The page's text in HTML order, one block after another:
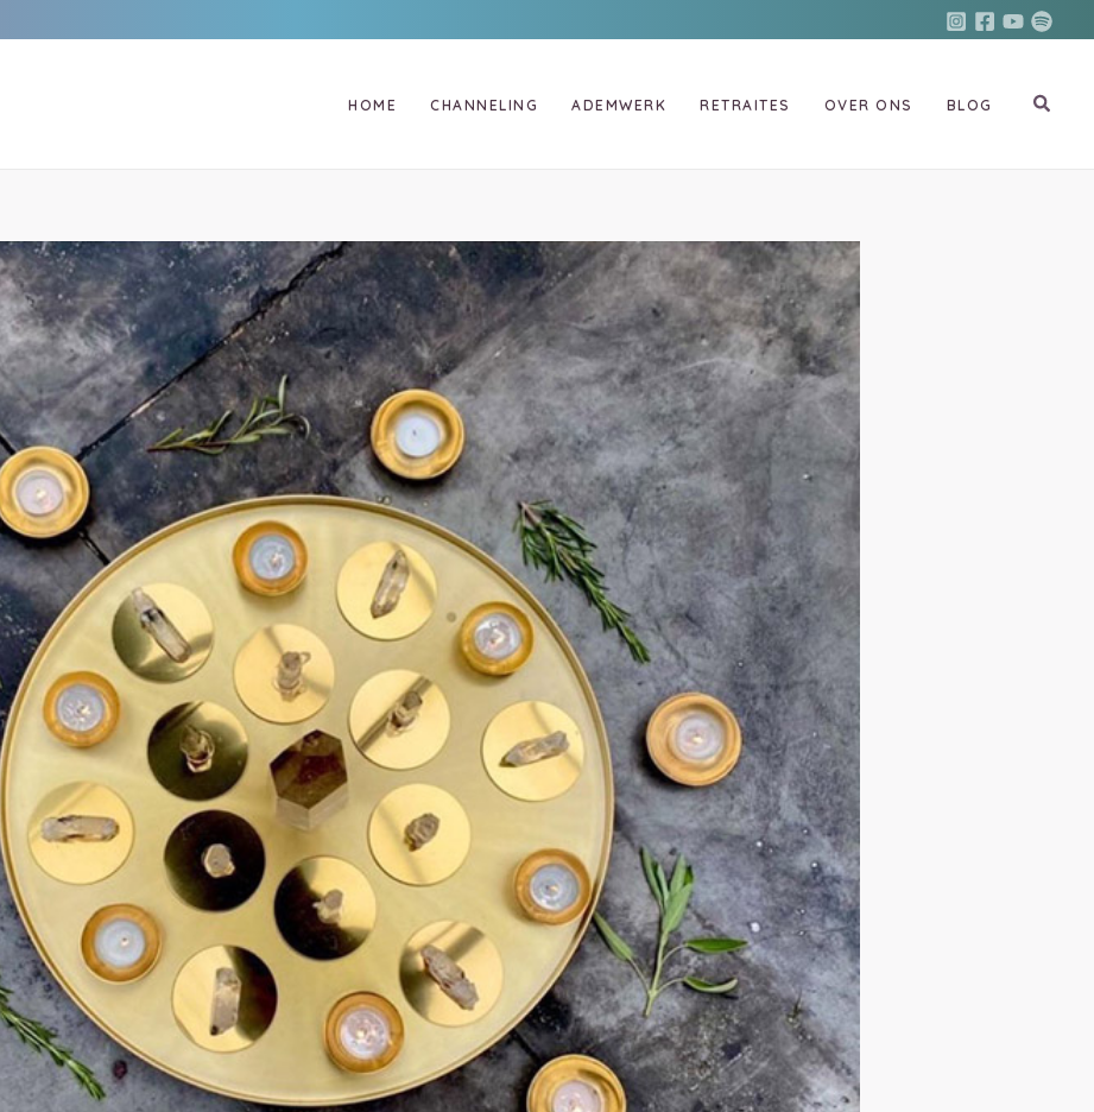
HOME CHANNELING ADEMWERK RETRAITES OVER ONS BLOG